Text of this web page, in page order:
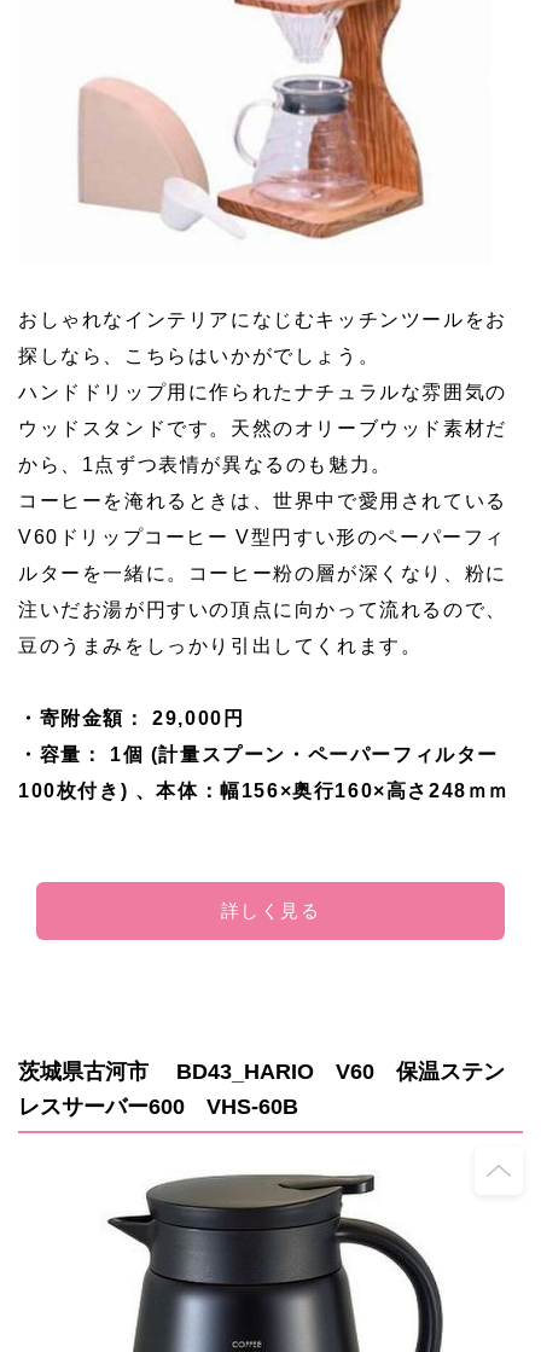
おしゃれなインテリアになじむキッチンツールをお
探しなら、こちらはいかがでしょう。
ハンドドリップ用に作られたナチュラルな雰囲気の
ウッドスタンドです。天然のオリーブウッド素材だ
から、1点ずつ表情が異なるのも魅力。
コーヒーを淹れるときは、世界中で愛用されている
V60ドリップコーヒー V型円すい形のペーパーフィ
ルターを一緒に。コーヒー粉の層が深くなり、粉に
注いだお湯が円すいの頂点に向かって流れるので、
豆のうまみをしっかり引出してくれます。
・寄附金額： 29,000円
・容量： 1個 (計量スプーン・ペーパーフィルター
100枚付き) 、本体：幅156×奥行160×高さ248ｍｍ
詳しく見る
茨城県古河市 BD43_HARIO V60 保温ステン
レスサーバー600 VHS-60B